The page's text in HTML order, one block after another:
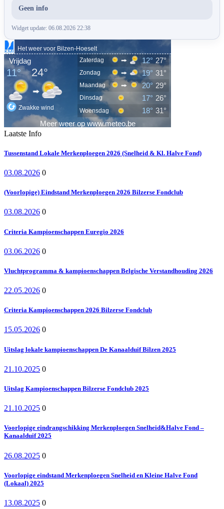
Geen info
Widget update: 06.08.2026 22:38
Laatste Info
Tussenstand Lokale Merkenploegen 2026 (Snelheid & Kl. Halve Fond)
03.08.2026 0
(Voorlopige) Eindstand Merkenploegen 2026 Bilzerse Fondclub
03.08.2026 0
Criteria Kampioenschappen Euregio 2026
03.06.2026 0
Vluchtprogramma & kampioenschappen Belgische Verstandhouding 2026
22.05.2026 0
Criteria Kampioenschappen 2026 Bilzerse Fondclub
15.05.2026 0
Uitslag lokale kampioenschappen De Kanaalduif Bilzen 2025
21.10.2025 0
Uitslag Kampioenschappen Bilzerse Fondclub 2025
21.10.2025 0
Voorlopige eindrangschikking Merkenploegen Snelheid&Halve Fond –
Kanaalduif 2025
26.08.2025 0
Voorlopige eindstand Merkenploegen Snelheid en Kleine Halve Fond
(Lokaal) 2025
13.08.2025 0